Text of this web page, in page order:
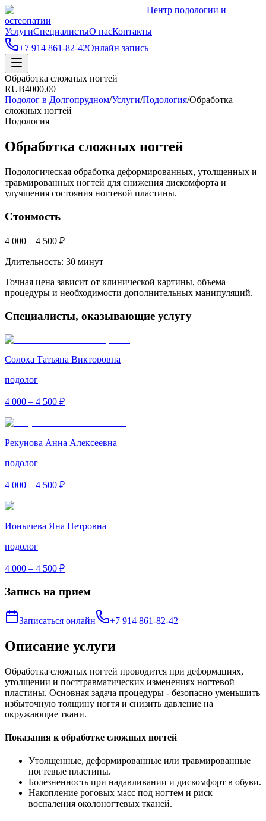
Центр подологии и
остеопатии
УслугиСпециалистыО насКонтакты
+7 914 861-82-42Онлайн запись
Обработка сложных ногтей
RUB4000.00
Подолог в Долгопрудном/Услуги/Подология/Обработка
сложных ногтей
Подология
Обработка сложных ногтей
Подологическая обработка деформированных, утолщенных и
травмированных ногтей для снижения дискомфорта и
улучшения состояния ногтевой пластины.
Стоимость
4 000 – 4 500 ₽
Длительность: 30 минут
Точная цена зависит от клинической картины, объема
процедуры и необходимости дополнительных манипуляций.
Специалисты, оказывающие услугу
Солоха Татьяна Викторовна
подолог
4 000 – 4 500 ₽
Рекунова Анна Алексеевна
подолог
4 000 – 4 500 ₽
Ионычева Яна Петровна
подолог
4 000 – 4 500 ₽
Запись на прием
Записаться онлайн +7 914 861-82-42
Описание услуги
Обработка сложных ногтей проводится при деформациях,
утолщении и посттравматических изменениях ногтевой
пластины. Основная задача процедуры - безопасно уменьшить
избыточную толщину ногтя и снизить давление на
окружающие ткани.
Показания к обработке сложных ногтей
Утолщенные, деформированные или травмированные
ногтевые пластины.
Болезненность при надавливании и дискомфорт в обуви.
Накопление роговых масс под ногтем и риск
воспаления околоногтевых тканей.